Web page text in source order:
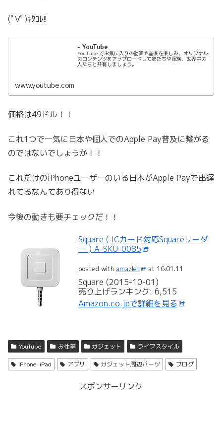
(ﾟ∀ﾟ)ｷﾀｺﾚ!!
- YouTube
YouTube でお気に入りの動画や音楽を楽しみ、オリジナル
のコンテンツをアップロードして友だちや家族、世界中の
人たちと共有しましょう。
www.youtube.com
価格は49ドル！！
これ1つで一気に日本や個人でのApple Pay普及に繋がる
のではないでしょうか！！
これだけのiPhoneユーザーのいる日本がApple Payで出遅
れてるなんてあり得ない
今後の動きも要チェックだ！！
Square ( ICカード対応Squareリーダ
ー ) A-SKU-0085
posted with amazlet at 16.01.11
Square (2015-10-01)
売り上げランキング: 6,515
Amazon.co.jpで詳細を見る
YouTube お仕事 ガジェット ライフスタイル
iPhone･iPad アプリ ガジェット周辺パーツ ブログ
スポンサーリンク